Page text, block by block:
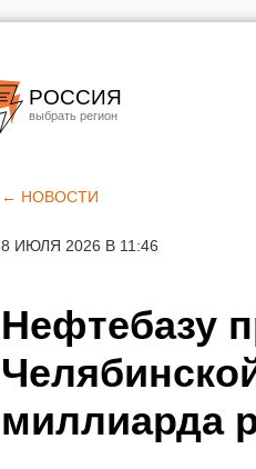
РОССИЯ
Челябинск
← НОВОСТИ
8 ИЮЛЯ 2026 В 11:46
Нефтебазу
миллиарда